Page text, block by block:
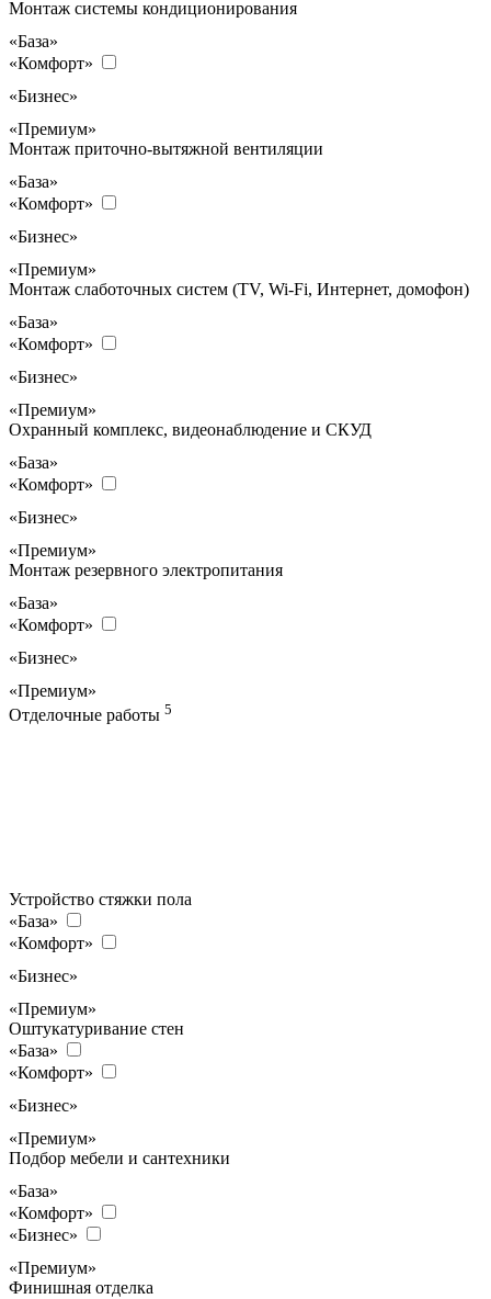
Монтаж системы кондиционирования
«База»
«Комфорт»
«Бизнес»
«Премиум»
Монтаж приточно-вытяжной вентиляции
«База»
«Комфорт»
«Бизнес»
«Премиум»
Монтаж слаботочных систем (TV, Wi-Fi, Интернет, домофон)
«База»
«Комфорт»
«Бизнес»
«Премиум»
Охранный комплекс, видеонаблюдение и СКУД
«База»
«Комфорт»
«Бизнес»
«Премиум»
Монтаж резервного электропитания
«База»
«Комфорт»
«Бизнес»
«Премиум»
Отделочные работы 5
Устройство стяжки пола
«База»
«Комфорт»
«Бизнес»
«Премиум»
Оштукатуривание стен
«База»
«Комфорт»
«Бизнес»
«Премиум»
Подбор мебели и сантехники
«База»
«Комфорт»
«Бизнес»
«Премиум»
Финишная отделка